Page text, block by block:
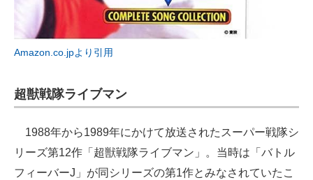
Amazon.co.jpより引用
超獣戦隊ライブマン
1988年から1989年にかけて放送されたスーパー戦隊シ
リーズ第12作「超獣戦隊ライブマン」。当時は「バトル
フィーバーJ」が同シリーズの第1作とみなされていたこ